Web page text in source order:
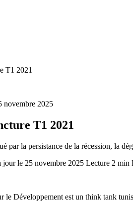
T1 2021
novembre 2025
T1 2021
par la persistance de la récession, la
jour le 25 novembre 2025 Lecture 2 min
Développement est un think tank